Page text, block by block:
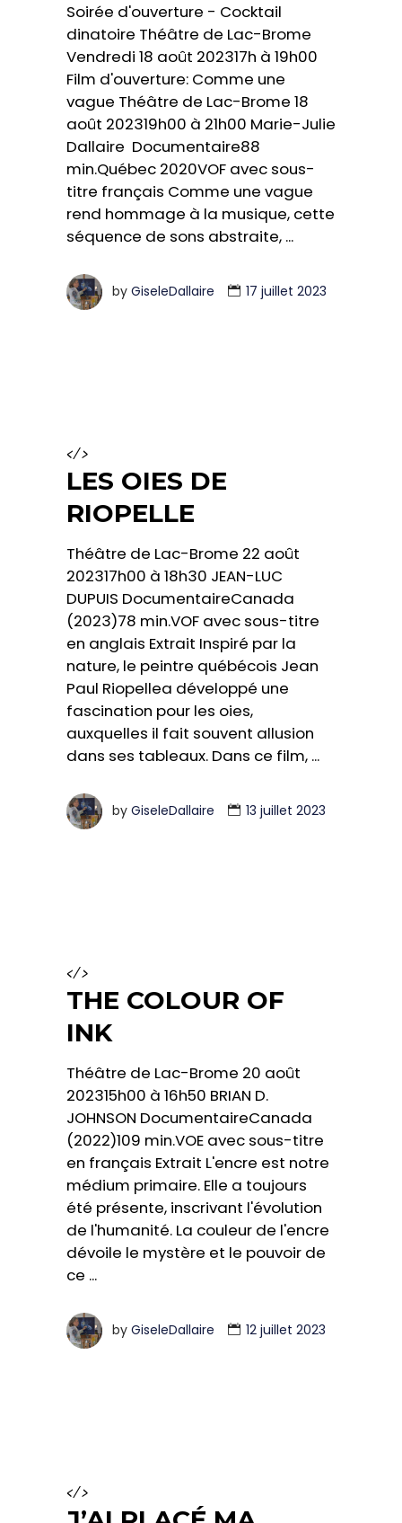
Soirée d'ouverture - Cocktail
dinatoire Théâtre de Lac-Brome
Vendredi 18 août 202317h à 19h00
Film d'ouverture: Comme une
vague Théâtre de Lac-Brome 18
août 202319h00 à 21h00 Marie-Julie
Dallaire Documentaire88
min.Québec 2020VOF avec sous-
titre français Comme une vague
rend hommage à la musique, cette
séquence de sons abstraite,
by GiseleDallaire 17 juillet 2023
</>
LES OIES DE
RIOPELLE
Théâtre de Lac-Brome 22 août
202317h00 à 18h30 JEAN-LUC
DUPUIS DocumentaireCanada
(2023)78 min.VOF avec sous-titre
en anglais Extrait Inspiré par la
nature, le peintre québécois Jean
Paul Riopellea développé une
fascination pour les oies,
auxquelles il fait souvent allusion
dans ses tableaux. Dans ce film,
by GiseleDallaire 13 juillet 2023
</>
THE COLOUR OF
INK
Théâtre de Lac-Brome 20 août
202315h00 à 16h50 BRIAN D.
JOHNSON DocumentaireCanada
(2022)109 min.VOE avec sous-titre
en français Extrait L'encre est notre
médium primaire. Elle a toujours
été présente, inscrivant l'évolution
de l'humanité. La couleur de l'encre
dévoile le mystère et le pouvoir de
ce
by GiseleDallaire 12 juillet 2023
</>